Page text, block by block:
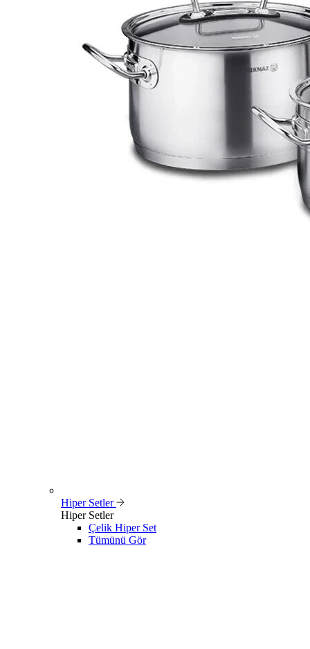
Hiper Setler
Hiper Setler
Çelik Hiper Set
Tümünü Gör